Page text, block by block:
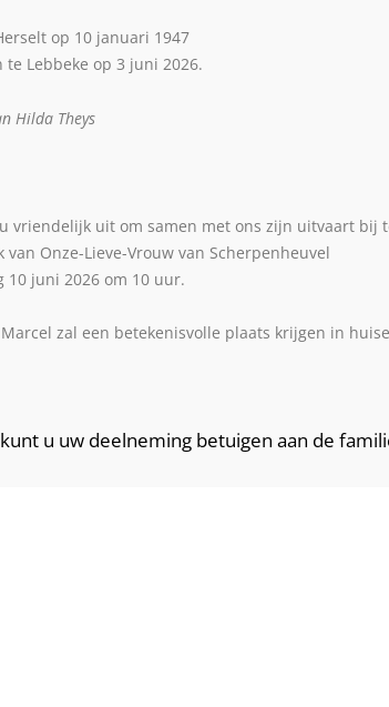
op 10 januari 1947
te Lebbeke op 3 juni 2026.
Hilda Theys
u vriendelijk uit om samen met ons zijn uitvaart bij
van Onze-Lieve-Vrouw van Scherpenheuvel
10 juni 2026 om 10 uur.
Marcel zal een betekenisvolle plaats krijgen in
kunt u uw deelneming betuigen aan de